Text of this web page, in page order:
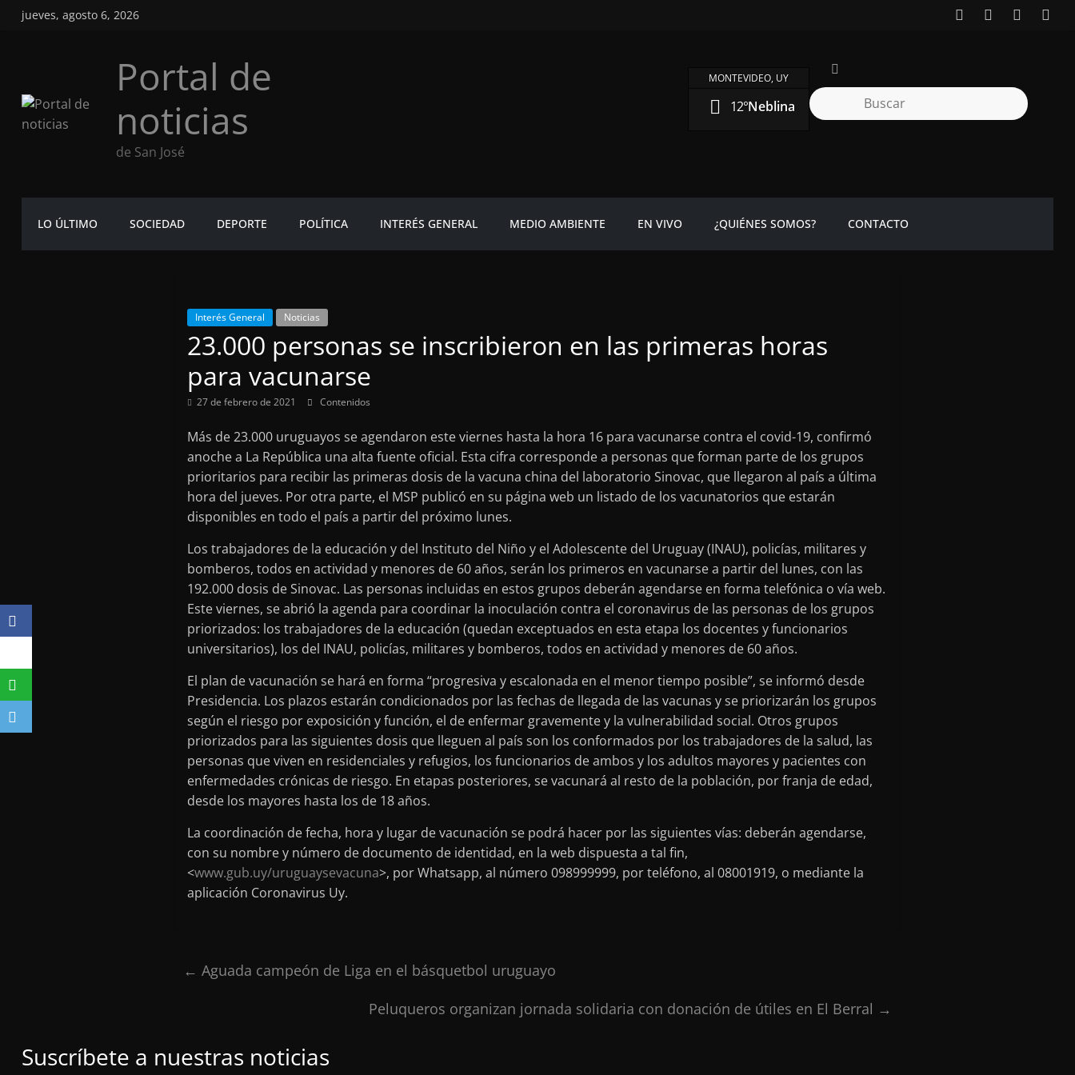
Saltarjueves, agosto 6, 2026
Portal de
noticias
de San José
MONTEVIDEO, UY
12°Neblina
LO ÚLTIMO SOCIEDAD DEPORTE POLÍTICA INTERÉS GENERAL MEDIO AMBIENTE EN VIVO ¿QUIÉNES SOMOS? CONTACTO
Interés General Noticias
23.000 personas se inscribieron en las primeras horas
para vacunarse
27 de febrero de 2021 Contenidos
Más de 23.000 uruguayos se agendaron este viernes hasta la hora 16 para vacunarse contra el covid-19, confirmó
anoche a La República una alta fuente oficial. Esta cifra corresponde a personas que forman parte de los grupos
prioritarios para recibir las primeras dosis de la vacuna china del laboratorio Sinovac, que llegaron al país a última
hora del jueves. Por otra parte, el MSP publicó en su página web un listado de los vacunatorios que estarán
disponibles en todo el país a partir del próximo lunes.
Los trabajadores de la educación y del Instituto del Niño y el Adolescente del Uruguay (INAU), policías, militares y
bomberos, todos en actividad y menores de 60 años, serán los primeros en vacunarse a partir del lunes, con las
192.000 dosis de Sinovac. Las personas incluidas en estos grupos deberán agendarse en forma telefónica o vía web.
Este viernes, se abrió la agenda para coordinar la inoculación contra el coronavirus de las personas de los grupos
priorizados: los trabajadores de la educación (quedan exceptuados en esta etapa los docentes y funcionarios
universitarios), los del INAU, policías, militares y bomberos, todos en actividad y menores de 60 años.
El plan de vacunación se hará en forma “progresiva y escalonada en el menor tiempo posible”, se informó desde
Presidencia. Los plazos estarán condicionados por las fechas de llegada de las vacunas y se priorizarán los grupos
según el riesgo por exposición y función, el de enfermar gravemente y la vulnerabilidad social. Otros grupos
priorizados para las siguientes dosis que lleguen al país son los conformados por los trabajadores de la salud, las
personas que viven en residenciales y refugios, los funcionarios de ambos y los adultos mayores y pacientes con
enfermedades crónicas de riesgo. En etapas posteriores, se vacunará al resto de la población, por franja de edad,
desde los mayores hasta los de 18 años.
La coordinación de fecha, hora y lugar de vacunación se podrá hacer por las siguientes vías: deberán agendarse,
con su nombre y número de documento de identidad, en la web dispuesta a tal fin,
<www.gub.uy/uruguaysevacuna>, por Whatsapp, al número 098999999, por teléfono, al 08001919, o mediante la
aplicación Coronavirus Uy.
← Aguada campeón de Liga en el básquetbol uruguayo
Peluqueros organizan jornada solidaria con donación de útiles en El Berral →
Suscríbete a nuestras noticias